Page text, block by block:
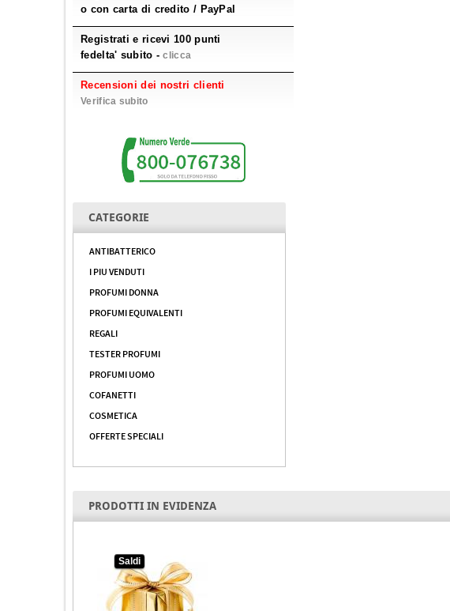
o con carta di credito / PayPal
Registrati e ricevi 100 punti
fedelta' subito -clicca
Recensioni dei nostri clienti
Verifica subito
CATEGORIE
ANTIBATTERICO
I PIU VENDUTI
PROFUMI DONNA
PROFUMI EQUIVALENTI
REGALI
TESTER PROFUMI
PROFUMI UOMO
COFANETTI
COSMETICA
OFFERTE SPECIALI
PRODOTTI IN EVIDENZA
Saldi